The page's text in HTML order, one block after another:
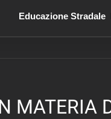
Educazione Stradale